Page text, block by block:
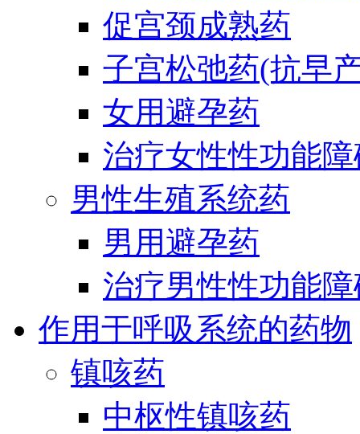
促宫颈成熟药
子宫松弛药(抗早
女用避孕药
治疗女性性功能
男性生殖系统药
男用避孕药
治疗男性性功能
作用于呼吸系统的药物
镇咳药
中枢性镇咳药